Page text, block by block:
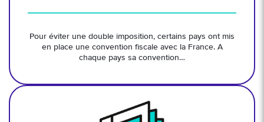
Pour éviter une double imposition, certains pays ont mis
en place une convention fiscale avec la France. A
chaque pays sa convention…